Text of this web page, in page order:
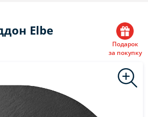
Elbe
Подарок
за покупку